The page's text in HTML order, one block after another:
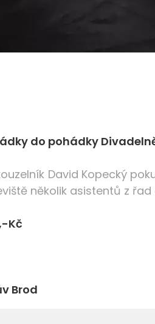
do pohádky
David Kopecký
několik asistentů z
Kč
Brod